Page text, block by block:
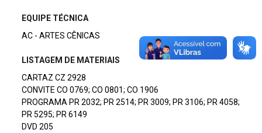
EQUIPE TÉCNICA
AC - ARTES CÊNICAS
LISTAGEM DE MATERIAIS
CARTAZ CZ 2928
CONVITE CO 0769; CO 0801; CO 1906
PROGRAMA PR 2032; PR 2514; PR 3009; PR 3106; PR 4058;
PR 5295; PR 6149
DVD 205